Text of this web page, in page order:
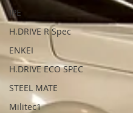
IPE
H.DRIVE R Spec
ENKEI
H.DRIVE ECO SPEC
STEEL MATE
Militec1